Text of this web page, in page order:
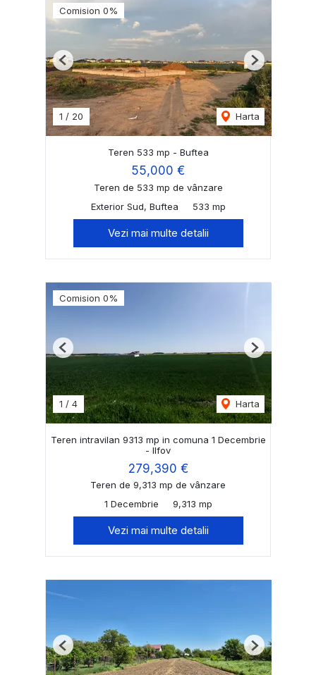
Comision 0%
1 / 20 Harta
Previous Next
Teren 533 mp - Buftea
55,000 €
Teren de 533 mp de vânzare
Exterior Sud, Buftea
533 mp
Vezi mai multe detalii
Comision 0%
1 / 4 Harta
Previous Next
Teren intravilan 9313 mp in comuna 1 Decembrie
- Ilfov
279,390 €
Teren de 9,313 mp de vânzare
1 Decembrie
9,313 mp
Vezi mai multe detalii
Previous Next